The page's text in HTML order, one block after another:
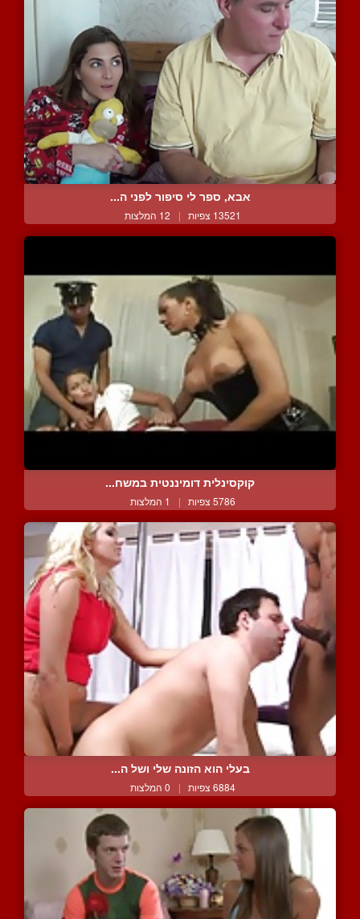
אבא, ספר לי סיפור לפני ה...
13521 צפיות | 12 המלצות
קוקסינלית דומיננטית במשח...
5786 צפיות | 1 המלצות
בעלי הוא הזונה שלי ושל ה...
6884 צפיות | 0 המלצות